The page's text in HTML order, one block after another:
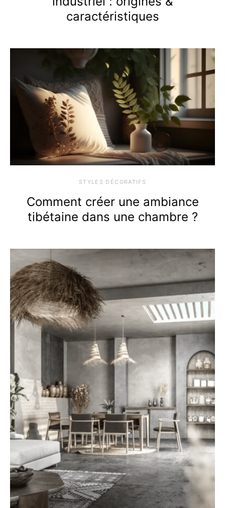
caractéristiques
STYLES DÉCORATIFS
Comment créer une ambiance
tibétaine dans une chambre ?